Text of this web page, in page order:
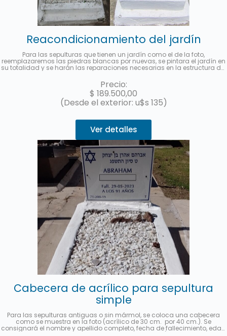
Reacondicionamiento del jardín
Para las sepulturas que tienen un jardín como el de la foto,
reemplazaremos las piedras blancas por nuevas, se pintara el jardín en
su totalidad y se harán las reparaciones necesarias en la estructura del
nombre y los datos del fallecido.Hasta 3 cuotas sin interés con
MercadoPago.
Precio:
$ 189.500,00
(Desde el exterior: u$s 135)
Ver detalles
Cabecera de acrílico para sepultura
simple
Para las sepulturas antiguas o sin mármol, se coloca una cabecera
como se muestra en la foto (acrílico de 30 cm. por 40 cm.). Se
consignará el nombre y apellido completo, fecha de fallecimiento, edad